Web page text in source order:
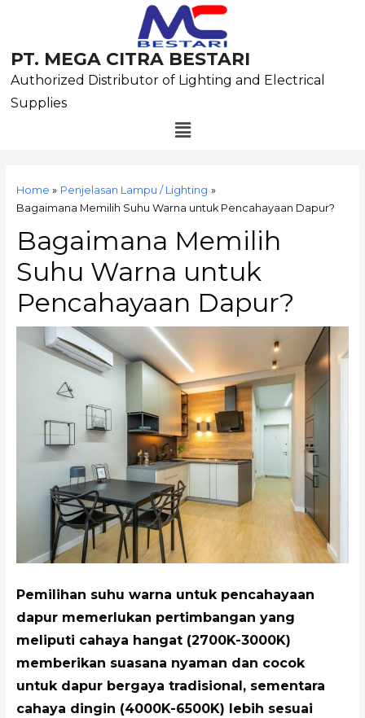
PT. MEGA CITRA BESTARI
Authorized Distributor of Lighting and Electrical
Supplies
Menu
Home
Penjelasan Lampu / Lighting
Bagaimana Memilih Suhu Warna untuk Pencahayaan Dapur?
Bagaimana Memilih
Suhu Warna untuk
Pencahayaan Dapur?
Pemilihan suhu warna untuk pencahayaan
dapur memerlukan pertimbangan yang
meliputi cahaya hangat (2700K-3000K)
memberikan suasana nyaman dan cocok
untuk dapur bergaya tradisional, sementara
cahaya dingin (4000K-6500K) lebih sesuai